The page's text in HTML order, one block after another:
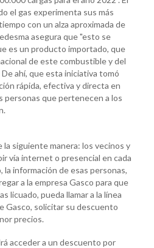
el gas experimenta sus más
con un alza aproximada de
asegura que "esto se
es un producto importado, que
de este combustible y del
De ahí, que esta iniciativa tomó
rápida, efectiva y directa en
personas que pertenecen a los
la siguiente manera: los vecinos y
vía internet o presencial en cada
la información de esas personas,
a la empresa Gasco para que
licuado, pueda llamar a la línea
Gasco, solicitar su descuento
precios.
acceder a un descuento por